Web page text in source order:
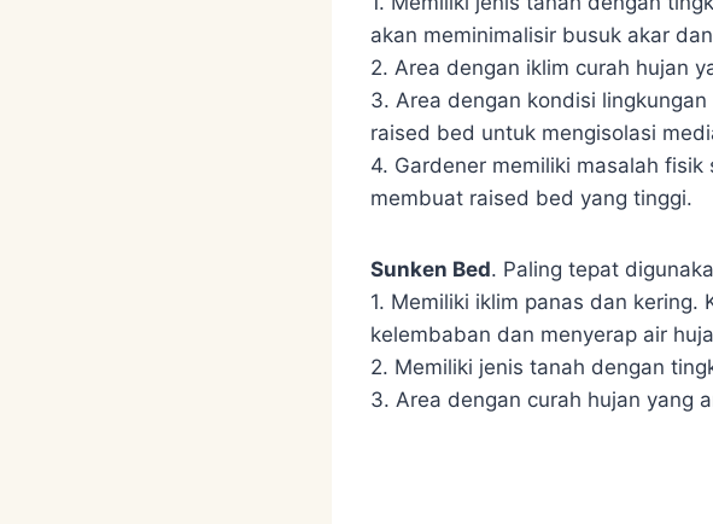
akan meminimalisir busuk akar
2. Area dengan iklim curah hujan
3. Area dengan kondisi
raised bed untuk mengisolasi
4. Gardener memiliki masalah
membuat raised bed yang tinggi.
Sunken Bed. Paling tepat
1. Memiliki iklim panas dan kering.
kelembaban dan menyerap air
2. Memiliki jenis tanah dengan
3. Area dengan curah hujan yang